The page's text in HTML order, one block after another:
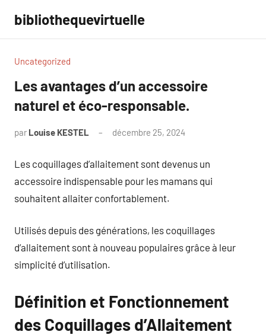
contenu
bibliothequevirtuelle
Uncategorized
Les avantages d’un accessoire
naturel et éco-responsable.
par Louise KESTEL décembre 25, 2024
Les coquillages d’allaitement sont devenus un
accessoire indispensable pour les mamans qui
souhaitent allaiter confortablement.
Utilisés depuis des générations, les coquillages
d’allaitement sont à nouveau populaires grâce à leur
simplicité d’utilisation.
Définition et Fonctionnement
des Coquillages d’Allaitement